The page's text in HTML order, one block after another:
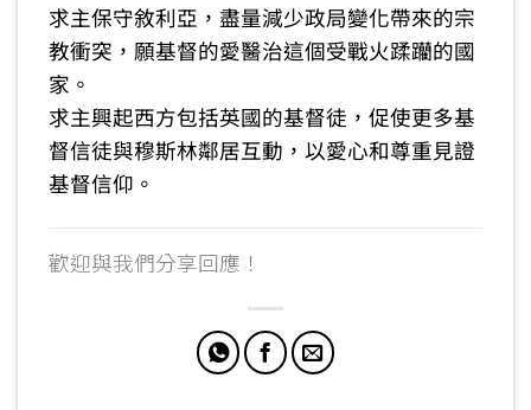
求主保守敘利亞，盡量減少政局變化帶來的宗
教衝突，願基督的愛醫治這個受戰火蹂躪的國
家。
求主興起西方包括英國的基督徒，促使更多基
督信徒與穆斯林鄰居互動，以愛心和尊重見證
基督信仰。
歡迎與我們分享回應！